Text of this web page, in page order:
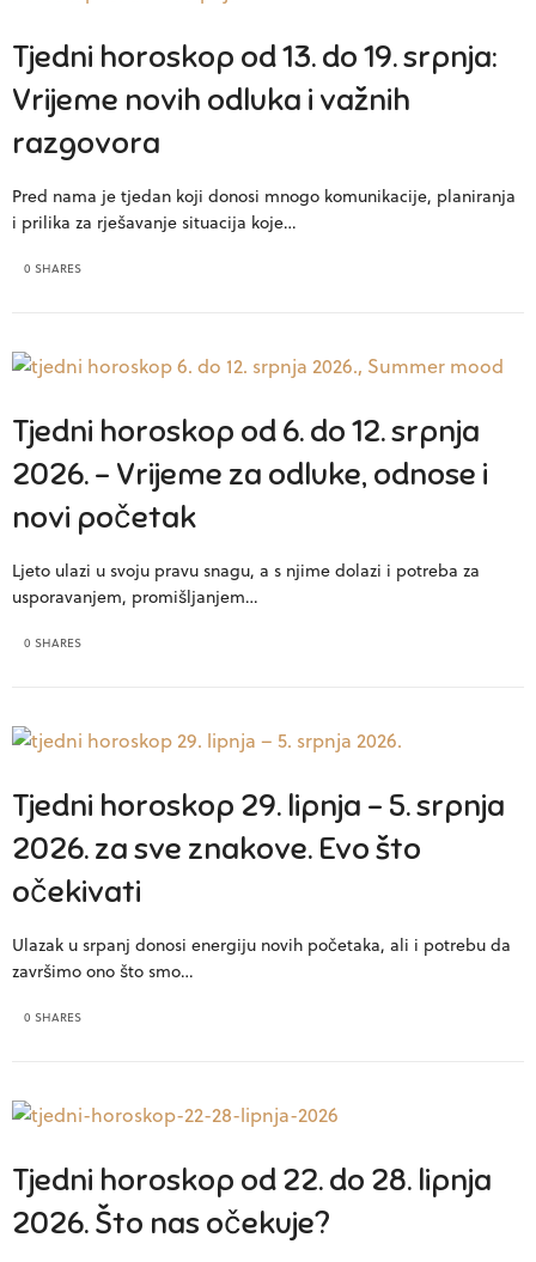
Tjedni horoskop od 13. do 19. srpnja:
Vrijeme novih odluka i važnih
razgovora
Pred nama je tjedan koji donosi mnogo komunikacije, planiranja
i prilika za rješavanje situacija koje…
0 SHARES
Tjedni horoskop od 6. do 12. srpnja
2026. – Vrijeme za odluke, odnose i
novi početak
Ljeto ulazi u svoju pravu snagu, a s njime dolazi i potreba za
usporavanjem, promišljanjem…
0 SHARES
Tjedni horoskop 29. lipnja – 5. srpnja
2026. za sve znakove. Evo što
očekivati
Ulazak u srpanj donosi energiju novih početaka, ali i potrebu da
završimo ono što smo…
0 SHARES
Tjedni horoskop od 22. do 28. lipnja
2026. Što nas očekuje?